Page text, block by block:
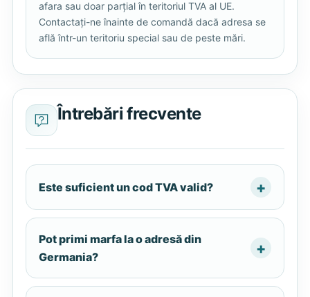
afara sau doar parțial în teritoriul TVA al UE.
Contactați-ne înainte de comandă dacă adresa se
află într-un teritoriu special sau de peste mări.
Întrebări frecvente
Este suficient un cod TVA valid?
Pot primi marfa la o adresă din
Germania?